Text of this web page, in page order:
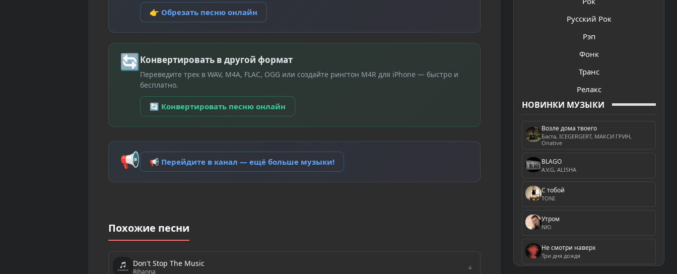
Русский Рок
Рэп
Фонк
Транс
Релакс
НОВИНКИ МУЗЫКИ
Возле дома твоего
Баста, ICEGERGERT, МАКСИ ГРИН,
Onative
BLAGO
A.V.G, ALISHA
С тобой
TONI
Утром
NЮ
Не смотри наверх
Три дня дождя
👉 Обрезать песню онлайн
🔄Конвертировать в другой формат
Переведите трек в WAV, M4A, FLAC, OGG или создайте рингтон M4R для iPhone — быстро и
бесплатно.
🔄 Конвертировать песню онлайн
📢 📢 Перейдите в канал — ещё больше музыки!
Похожие песни
Don't Stop The Music
Rihanna ↓